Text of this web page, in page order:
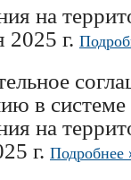
на
2025 г.
в системе
на
г. Подробнее